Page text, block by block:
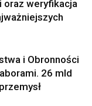
oraz weryfikacja
i Obronności
26 mld